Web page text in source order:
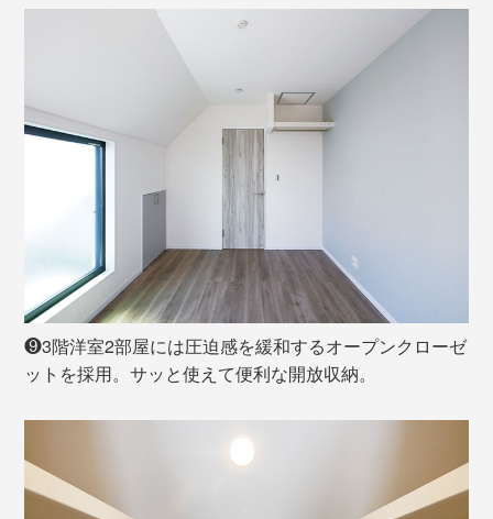
❾3階洋室2部屋には圧迫感を緩和するオープンクローゼ
ットを採用。サッと使えて便利な開放収納。